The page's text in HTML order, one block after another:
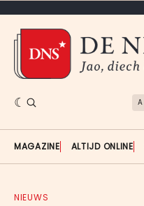
A
MAGAZINE ALTIJD ONLINE
NIEUWS